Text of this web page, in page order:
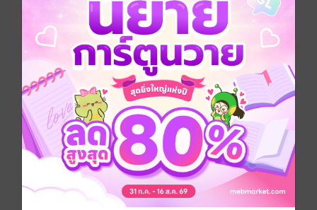
27 เมษายน 2561
ความยาว 42 หน้า
ราคาปก 20 บาท (ประหยัด 50%)
เล่มอื่นๆ ในซีรีส์ ดูทั้งหมด